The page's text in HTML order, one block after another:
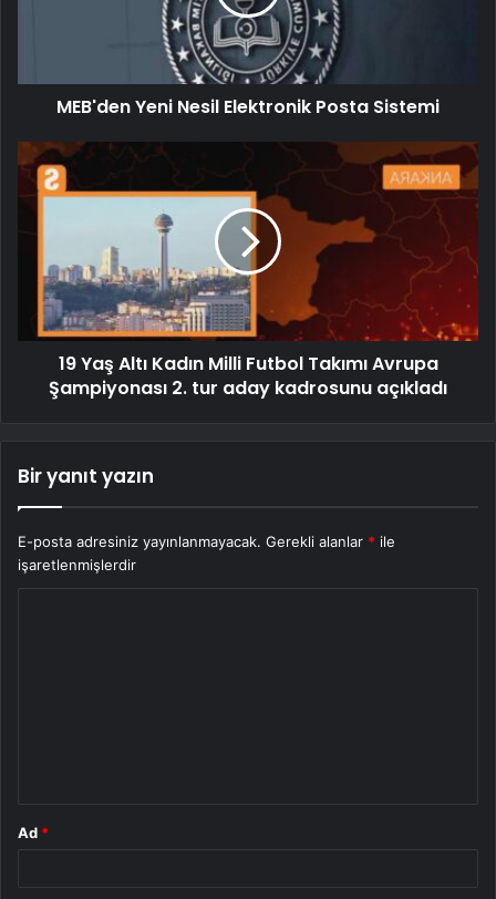
MEB'den Yeni Nesil Elektronik Posta Sistemi
19 Yaş Altı Kadın Milli Futbol Takımı Avrupa
Şampiyonası 2. tur aday kadrosunu açıkladı
Bir yanıt yazın
E-posta adresiniz yayınlanmayacak. Gerekli alanlar * ile
işaretlenmişlerdir
Ad *